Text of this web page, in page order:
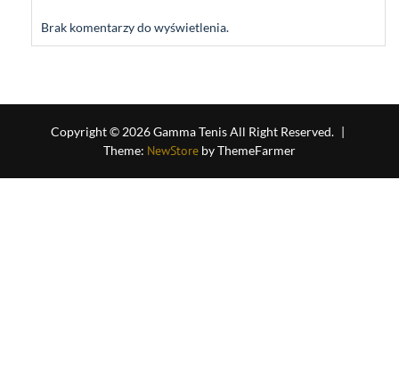
Brak komentarzy do wyświetlenia.
Copyright © 2026 Gamma Tenis All Right Reserved. |
Theme: NewStore by ThemeFarmer